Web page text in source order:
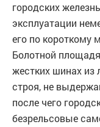
городских
эксплуатации
его по короткому
Болотной
жестких шинах
строя, не
после чего
безрельсовые